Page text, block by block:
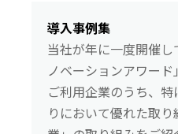
導入事例集
当社が年に一度開催
ノベーションアワー
ご利用企業のうち、
りにおいて優れた取